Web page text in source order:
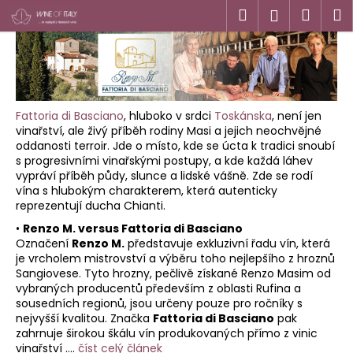
Přejít
na
obsah
Hledat
košík
Fattoria di Basciano, hluboko v srdci Toskánska, není jen
vinařství, ale živý příběh rodiny Masi a jejich neochvějné
oddanosti terroir. Jde o místo, kde se úcta k tradici snoubí
s progresivními vinařskými postupy, a kde každá láhev
vypráví příběh půdy, slunce a lidské vášně. Zde se rodí
vína s hlubokým charakterem, která autenticky
reprezentují ducha Chianti.
• Renzo M. versus Fattoria di Basciano
Označení Renzo M. představuje exkluzivní řadu vín, která
je vrcholem mistrovství a výběru toho nejlepšího z hroznů
Sangiovese. Tyto hrozny, pečlivě získané Renzo Masim od
vybraných producentů především z oblasti Rufina a
sousedních regionů, jsou určeny pouze pro ročníky s
nejvyšší kvalitou. Značka Fattoria di Basciano pak
zahrnuje širokou škálu vín produkovaných přímo z vinic
vinařství .... číst celý článek
K
o Zpět
Zpět
C
o
p
o
t
ř
e
b
u
j
e
t
e